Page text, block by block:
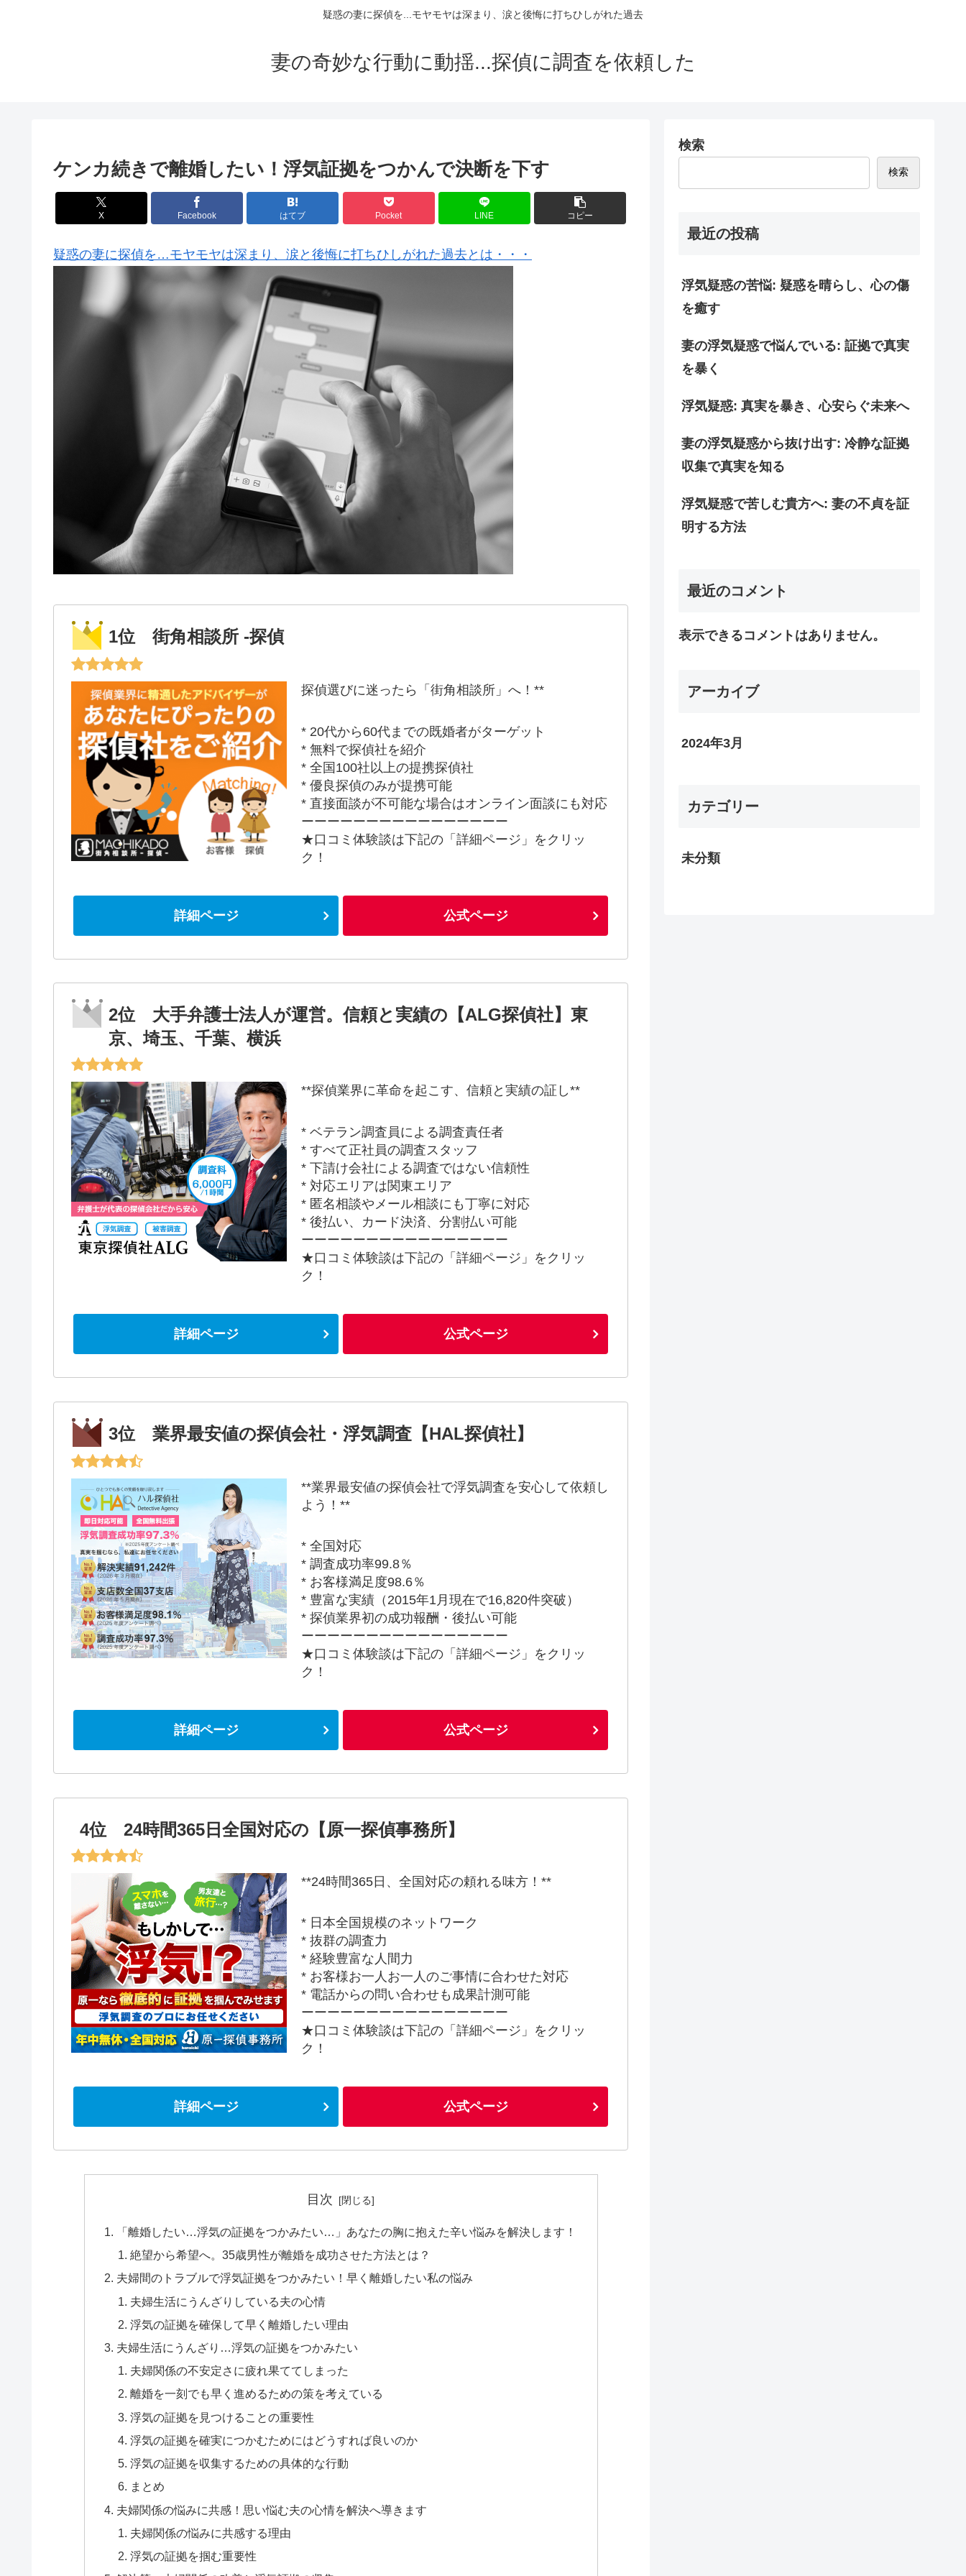
疑惑の妻に探偵を...モヤモヤは深まり、涙と後悔に打ちひしがれた過去
妻の奇妙な行動に動揺...探偵に調査を依頼した
ケンカ続きで離婚したい！浮気証拠をつかんで決断を下す
X Facebook はてブ Pocket LINE コピー
疑惑の妻に探偵を…モヤモヤは深まり、涙と後悔に打ちひしがれた過去とは・・・
1位 街角相談所 -探偵
探偵選びに迷ったら「街角相談所」へ！**
* 20代から60代までの既婚者がターゲット
* 無料で探偵社を紹介
* 全国100社以上の提携探偵社
* 優良探偵のみが提携可能
* 直接面談が不可能な場合はオンライン面談にも対応
ーーーーーーーーーーーーーーーー
★口コミ体験談は下記の「詳細ページ」をクリッ
ク！
詳細ページ 公式ページ
2位 大手弁護士法人が運営。信頼と実績の【ALG探偵社】東
京、埼玉、千葉、横浜
**探偵業界に革命を起こす、信頼と実績の証し**
* ベテラン調査員による調査責任者
* すべて正社員の調査スタッフ
* 下請け会社による調査ではない信頼性
* 対応エリアは関東エリア
* 匿名相談やメール相談にも丁寧に対応
* 後払い、カード決済、分割払い可能
ーーーーーーーーーーーーーーーー
★口コミ体験談は下記の「詳細ページ」をクリッ
ク！
詳細ページ 公式ページ
3位 業界最安値の探偵会社・浮気調査【HAL探偵社】
**業界最安値の探偵会社で浮気調査を安心して依頼し
よう！**
* 全国対応
* 調査成功率99.8％
* お客様満足度98.6％
* 豊富な実績（2015年1月現在で16,820件突破）
* 探偵業界初の成功報酬・後払い可能
ーーーーーーーーーーーーーーーー
★口コミ体験談は下記の「詳細ページ」をクリッ
ク！
詳細ページ 公式ページ
4位 24時間365日全国対応の【原一探偵事務所】
**24時間365日、全国対応の頼れる味方！**
* 日本全国規模のネットワーク
* 抜群の調査力
* 経験豊富な人間力
* お客様お一人お一人のご事情に合わせた対応
* 電話からの問い合わせも成果計測可能
ーーーーーーーーーーーーーーーー
★口コミ体験談は下記の「詳細ページ」をクリッ
ク！
詳細ページ 公式ページ
目次
「離婚したい…浮気の証拠をつかみたい…」あなたの胸に抱えた辛い悩みを解決します！
絶望から希望へ。35歳男性が離婚を成功させた方法とは？
夫婦間のトラブルで浮気証拠をつかみたい！早く離婚したい私の悩み
夫婦生活にうんざりしている夫の心情
浮気の証拠を確保して早く離婚したい理由
夫婦生活にうんざり…浮気の証拠をつかみたい
夫婦関係の不安定さに疲れ果ててしまった
離婚を一刻でも早く進めるための策を考えている
浮気の証拠を見つけることの重要性
浮気の証拠を確実につかむためにはどうすれば良いのか
浮気の証拠を収集するための具体的な行動
まとめ
夫婦関係の悩みに共感！思い悩む夫の心情を解決へ導きます
夫婦関係の悩みに共感する理由
浮気の証拠を掴む重要性
検索
検索
最近の投稿
浮気疑惑の苦悩: 疑惑を晴らし、心の傷
を癒す
妻の浮気疑惑で悩んでいる: 証拠で真実
を暴く
浮気疑惑: 真実を暴き、心安らぐ未来へ
妻の浮気疑惑から抜け出す: 冷静な証拠
収集で真実を知る
浮気疑惑で苦しむ貴方へ: 妻の不貞を証
明する方法
最近のコメント
表示できるコメントはありません。
アーカイブ
2024年3月
カテゴリー
未分類